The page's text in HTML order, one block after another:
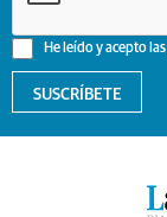
He leído y acepto las
SUSCRÍBETE